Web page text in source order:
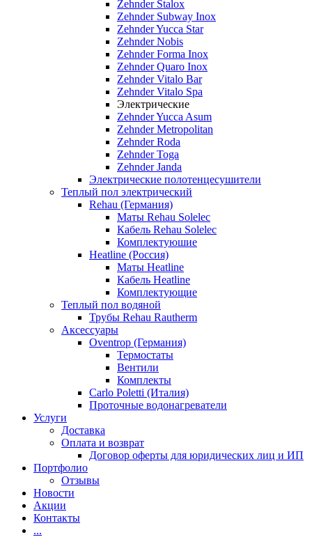
Zehnder Stalox
Zehnder Subway Inox
Zehnder Yucca Star
Zehnder Nobis
Zehnder Forma Inox
Zehnder Quaro Inox
Zehnder Vitalo Bar
Zehnder Vitalo Spa
Электрические
Zehnder Yucca Asum
Zehnder Metropolitan
Zehnder Roda
Zehnder Toga
Zehnder Janda
Электрические полотенцесушители
Теплый пол электрический
Rehau (Германия)
Маты Rehau Solelec
Кабель Rehau Solelec
Комплектуюшие
Heatline (Россия)
Маты Heatline
Кабель Heatline
Комплектующие
Теплый пол водяной
Трубы Rehau Rautherm
Аксессуары
Oventrop (Германия)
Термостаты
Вентили
Комплекты
Carlo Poletti (Италия)
Проточные водонагреватели
Услуги
Доставка
Оплата и возврат
Договор оферты для юридических лиц и ИП
Портфолио
Отзывы
Новости
Акции
Контакты
...